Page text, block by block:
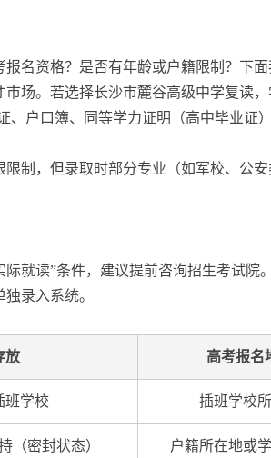
名资格？是否有年龄或户籍限制？下面
场。若选择长沙市麓谷高级中学复读
、户口簿、同等学力证明（高中毕业
制，但录取时部分专业（如军校、公
就读”条件，建议提前咨询招生考试院。
录入系统。
放 高考报名
班学校 插班学校
（密封状态） 户籍所在地或